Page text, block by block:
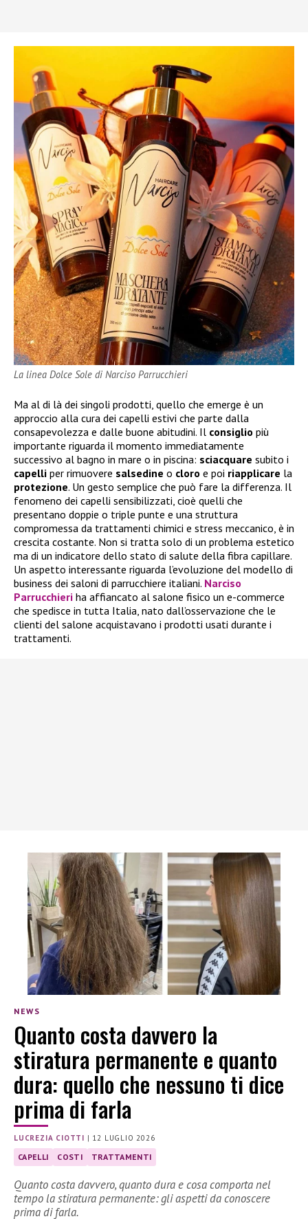
La linea Dolce Sole di Narciso Parrucchieri
Ma al di là dei singoli prodotti, quello che emerge è un
approccio alla cura dei capelli estivi che parte dalla
consapevolezza e dalle buone abitudini. Il consiglio più
importante riguarda il momento immediatamente
successivo al bagno in mare o in piscina: sciacquare subito i
capelli per rimuovere salsedine o cloro e poi riapplicare la
protezione. Un gesto semplice che può fare la differenza. Il
fenomeno dei capelli sensibilizzati, cioè quelli che
presentano doppie o triple punte e una struttura
compromessa da trattamenti chimici e stress meccanico, è in
crescita costante. Non si tratta solo di un problema estetico
ma di un indicatore dello stato di salute della fibra capillare.
Un aspetto interessante riguarda l’evoluzione del modello di
business dei saloni di parrucchiere italiani. Narciso
Parrucchieri ha affiancato al salone fisico un e-commerce
che spedisce in tutta Italia, nato dall’osservazione che le
clienti del salone acquistavano i prodotti usati durante i
trattamenti.
NEWS
Quanto costa davvero la
stiratura permanente e quanto
dura: quello che nessuno ti dice
prima di farla
LUCREZIA CIOTTI | 12 LUGLIO 2026
CAPELLI COSTI TRATTAMENTI
Quanto costa davvero, quanto dura e cosa comporta nel
tempo la stiratura permanente: gli aspetti da conoscere
prima di farla.